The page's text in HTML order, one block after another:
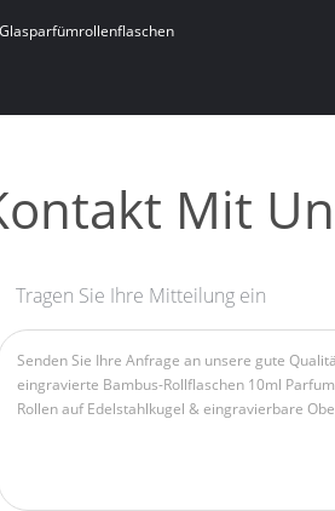
Glasparfümrollenflaschen
Mit
Tragen Sie Ihre Mitteilung ein